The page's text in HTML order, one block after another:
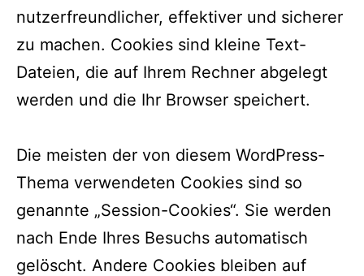
nutzerfreundlicher, effektiver und sicherer
zu machen. Cookies sind kleine Text-
Dateien, die auf Ihrem Rechner abgelegt
werden und die Ihr Browser speichert.
Die meisten der von diesem WordPress-
Thema verwendeten Cookies sind so
genannte „Session-Cookies“. Sie werden
nach Ende Ihres Besuchs automatisch
gelöscht. Andere Cookies bleiben auf